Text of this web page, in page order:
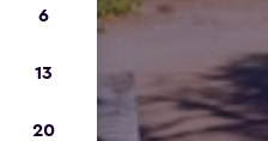
6
13
20